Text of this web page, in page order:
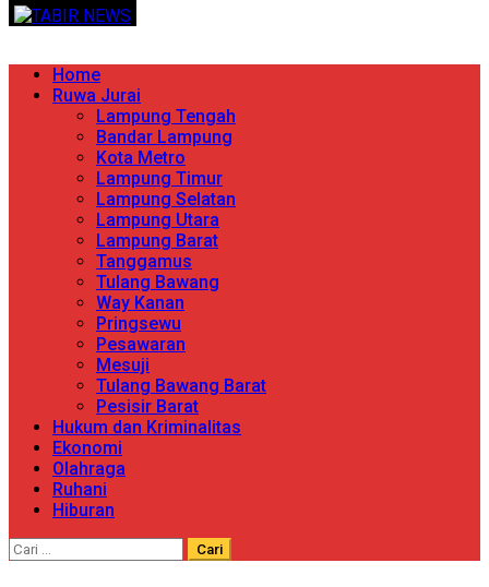
Skip
content
TERPERCAYA MENYINGKAP BERITA
Primary
Menu
Home
Ruwa Jurai
Lampung Tengah
Bandar Lampung
Kota Metro
Lampung Timur
Lampung Selatan
Lampung Utara
Lampung Barat
Tanggamus
Tulang Bawang
Way Kanan
Pringsewu
Pesawaran
Mesuji
Tulang Bawang Barat
Pesisir Barat
Hukum dan Kriminalitas
Ekonomi
Olahraga
Ruhani
Hiburan
Cari